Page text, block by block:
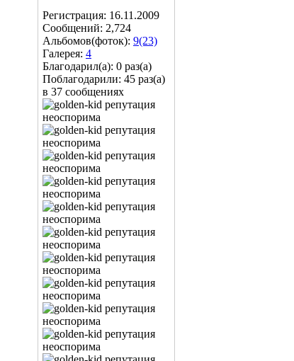
Регистрация: 16.11.2009
Сообщений: 2,724
Альбомов(фоток): 9(23)
Галерея: 4
Благодарил(а): 0 раз(а)
Поблагодарили: 45 раз(а)
в 37 сообщениях